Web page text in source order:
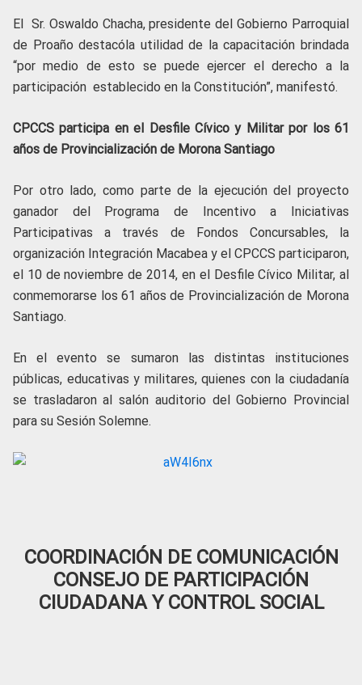
El Sr. Oswaldo Chacha, presidente del Gobierno Parroquial
de Proaño destacóla utilidad de la capacitación brindada
“por medio de esto se puede ejercer el derecho a la
participación establecido en la Constitución”, manifestó.
CPCCS participa en el Desfile Cívico y Militar por los 61
años de Provincialización de Morona Santiago
Por otro lado, como parte de la ejecución del proyecto
ganador del Programa de Incentivo a Iniciativas
Participativas a través de Fondos Concursables, la
organización Integración Macabea y el CPCCS participaron,
el 10 de noviembre de 2014, en el Desfile Cívico Militar, al
conmemorarse los 61 años de Provincialización de Morona
Santiago.
En el evento se sumaron las distintas instituciones
públicas, educativas y militares, quienes con la ciudadanía
se trasladaron al salón auditorio del Gobierno Provincial
para su Sesión Solemne.
COORDINACIÓN DE COMUNICACIÓN
CONSEJO DE PARTICIPACIÓN
CIUDADANA Y CONTROL SOCIAL